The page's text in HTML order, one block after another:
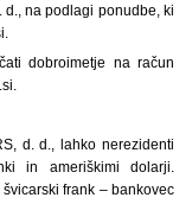
d., na podlagi ponudbe, ki
dobroimetje na račun
d. d., lahko nerezidenti
in ameriškimi dolarji.
frank – bankovec